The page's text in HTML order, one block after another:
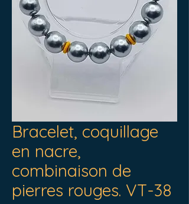
Bracelet, coquillage
en nacre,
combinaison de
pierres rouges. VT-38